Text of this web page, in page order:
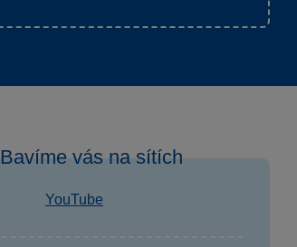
Bavíme vás na sítích
YouTube